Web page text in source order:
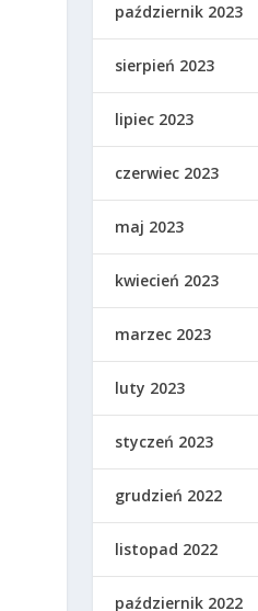
październik 2023
sierpień 2023
lipiec 2023
czerwiec 2023
maj 2023
kwiecień 2023
marzec 2023
luty 2023
styczeń 2023
grudzień 2022
listopad 2022
październik 2022